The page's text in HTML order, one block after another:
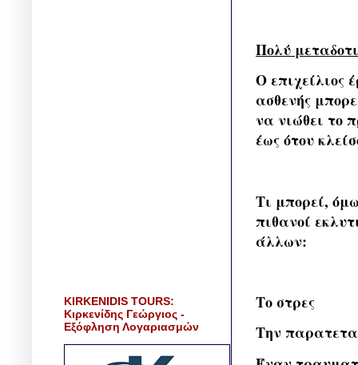
Πολύ
Ο επιχείλιος
ασθενής
να νιώθει το
έως ότου
Τι μπορεί,
πιθανοί
άλλων:
Το στρες
Την
KIRKENIDIS TOURS:
Κιρκενίδης Γεώργιος -
Εξόφληση Λογαριασμών